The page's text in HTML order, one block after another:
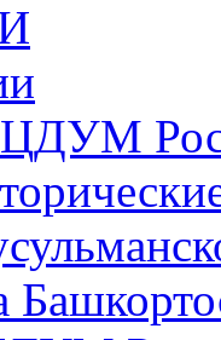
ЦДУМ